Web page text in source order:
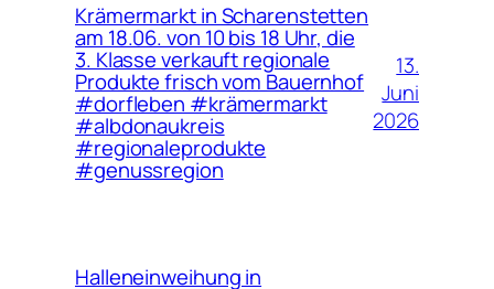
Krämermarkt in Scharenstetten
am 18.06. von 10 bis 18 Uhr, die
3. Klasse verkauft regionale
Produkte frisch vom Bauernhof
#dorfleben #krämermarkt
#albdonaukreis
#regionaleprodukte
#genussregion
13.
Juni
2026
Halleneinweihung in